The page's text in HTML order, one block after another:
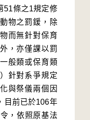
51條之1規定修
物之罰鍰，除
而無針對保育
，亦僅課以罰
般類或保育類
針對系爭規定
與祭儀兩個因
目前已於106年
，依照原基法